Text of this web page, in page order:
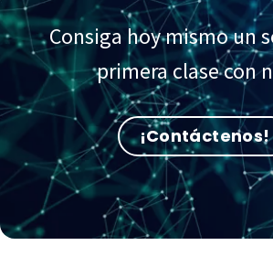
Consiga hoy mismo un
primera clase con
¡Contáctenos!